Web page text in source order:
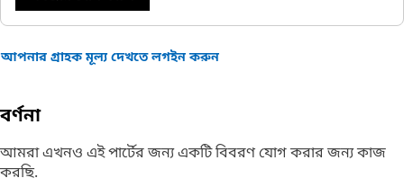
আপনার গ্রাহক মূল্য দেখতে লগইন করুন
বর্ণনা
আমরা এখনও এই পার্টের জন্য একটি বিবরণ যোগ করার জন্য কাজ
করছি.